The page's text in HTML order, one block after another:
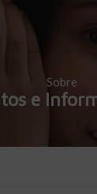
Sobre
e